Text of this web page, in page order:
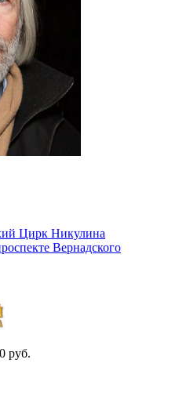
Цирк Никулина
Вернадского
руб.